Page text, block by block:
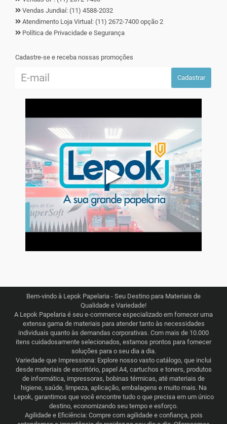
Vendas Jundiaí: (11) 4588-2032
Atendimento Loja Virtual: (11) 2672-7400 opção 2
Política de Privacidade e Segurança
Cadastre-se e receba nossas promoções
Cadastrar
▶
Bem-vindo à Lepok Papelaria - Seu Destino para Materiais de
Qualidade e Variedade!
A Lepok Papelaria é seu e-commerce especializado em fornecer uma
extensa gama de materiais para atender tanto às necessidades
individuais quanto às demandas corporativas. Com mais de 10.000
itens cuidadosamente selecionados, estamos prontos para fornecer
soluções para o seu dia a dia.
Variedade que Impressiona: Explore nosso vasto catálogo, que inclui
desde materiais de escritório, papel A4, cartuchos e toners, produtos
de informática, impressoras, bobinas térmicas, até materiais de
higiene, saúde, limpeza, aplicação, embalagens e muito mais. Na
Lepok, garantimos que você encontre tudo o que precisa em um único
destino, economizando seu tempo e esforço.
Agilidade e Eficiência: Compre com agilidade e confiança, pois